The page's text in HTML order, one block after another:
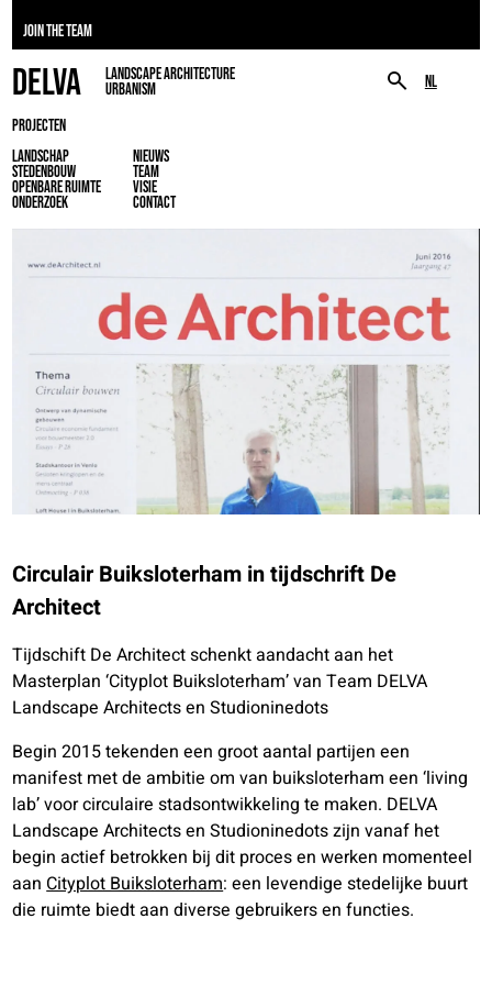
JOIN THE TEAM
NL
DELVA
LANDSCAPE ARCHITECTURE
URBANISM
PROJECTEN
LANDSCHAP
STEDENBOUW
OPENBARE RUIMTE
ONDERZOEK
NIEUWS
TEAM
VISIE
CONTACT
Circulair Buiksloterham in tijdschrift De
Architect
Tijdschift De Architect schenkt aandacht aan het
Masterplan ‘Cityplot Buiksloterham’ van Team DELVA
Landscape Architects en Studioninedots
Begin 2015 tekenden een groot aantal partijen een
manifest met de ambitie om van buiksloterham een ‘living
lab’ voor circulaire stadsontwikkeling te maken. DELVA
Landscape Architects en Studioninedots zijn vanaf het
begin actief betrokken bij dit proces en werken momenteel
aanCityplot Buiksloterham: een levendige stedelijke buurt
die ruimte biedt aan diverse gebruikers en functies.